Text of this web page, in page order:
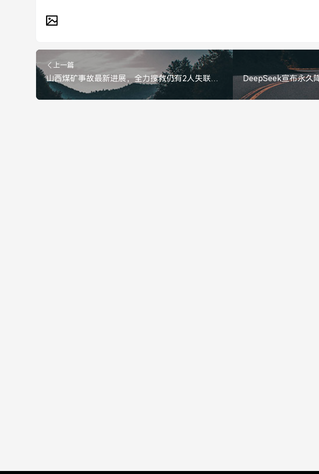
上一篇
山西煤矿事故最新进展，全力搜救仍有2人失联，生命至上安全第一，山西煤矿事故最新进展，全力搜救仍有2人失联，生命至上安全第一